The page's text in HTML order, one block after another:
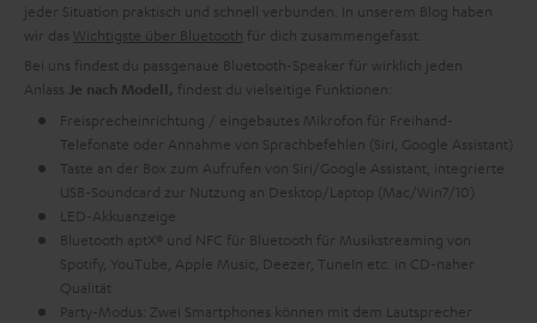
jeder Situation praktisch und schnell verbunden. In unserem Blog haben
wir das Wichtigste über Bluetooth für dich zusammengefasst.
Bei uns findest du passgenaue Bluetooth-Speaker für wirklich jeden
Anlass. Je nach Modell, findest du vielseitige Funktionen:
Freisprecheinrichtung / eingebautes Mikrofon für Freihand-
Telefonate oder Annahme von Sprachbefehlen (Siri, Google Assistant)
Taste an der Box zum Aufrufen von Siri/Google Assistant, integrierte
USB-Soundcard zur Nutzung an Desktop/Laptop (Mac/Win7/10)
LED-Akkuanzeige
Bluetooth aptX® und NFC für Bluetooth für Musikstreaming von
Spotify, YouTube, Apple Music, Deezer, TuneIn etc. in CD-naher
Qualität
Party-Modus: Zwei Smartphones können mit dem Lautsprecher